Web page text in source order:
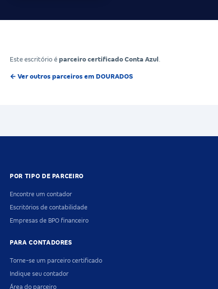
Este escritório é parceiro certificado Conta Azul
← Ver outros parceiros em DOURADOS
POR TIPO DE PARCEIRO
Encontre um contador
Escritórios de contabilidade
Empresas de BPO financeiro
PARA CONTADORES
Torne-se um parceiro certificado
Indique seu contador
Área do parceiro